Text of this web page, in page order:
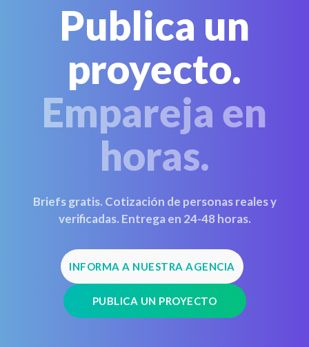
Publica un
proyecto.
Empareja en
horas.
Briefs gratis. Cotización de personas reales y
verificadas. Entrega en 24-48 horas.
INFORMA A NUESTRA AGENCIA
PUBLICA UN PROYECTO